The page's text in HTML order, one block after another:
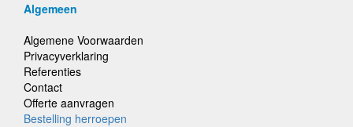
Algemeen
Algemene Voorwaarden
Privacyverklaring
Referenties
Contact
Offerte aanvragen
Bestelling herroepen